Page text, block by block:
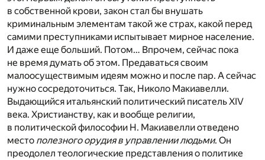
в собственной крови, закон стал бы внушать
криминальным элементам такой же страх, какой перед
самими преступниками испытывает мирное население.
И даже еще больший. Потом… Впрочем, сейчас пока
не время думать об этом. Предаваться своим
малоосуществимым идеям можно и после пар. А сейчас
нужно сосредоточиться. Так, Николо Макиавелли.
Выдающийся итальянский политический писатель XIV
века. Христианству, как и вообще религии,
в политической философии Н. Макиавелли отведено
место полезного орудия в управлении людьми. Он
преодолел теологические представления о политике